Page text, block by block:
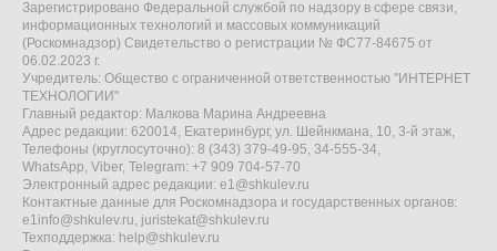
Зарегистрировано Федеральной службой по надзору в сфере связи,
информационных технологий и массовых коммуникаций
(Роскомнадзор) Свидетельство о регистрации № ФС77-84675 от
06.02.2023 г.
Учредитель: Общество с ограниченной ответственностью "ИНТЕРНЕТ
ТЕХНОЛОГИИ"
Главный редактор: Малкова Марина Андреевна
Адрес редакции: 620014, Екатеринбург, ул. Шейнкмана, 10, 3-й этаж,
Телефоны (круглосуточно): 8 (343) 379-49-95, 34-555-34,
WhatsApp, Viber, Telegram: +7 909 704-57-70
Электронный адрес редакции: e1@shkulev.ru
Контактные данные для Роскомнадзора и государственных органов:
e1info@shkulev.ru, juristekat@shkulev.ru
Техподдержка: help@shkulev.ru